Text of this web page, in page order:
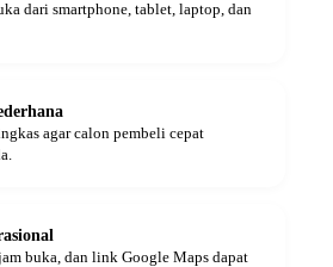
dari smartphone, tablet, laptop, dan
agar calon pembeli cepat
buka, dan link Google Maps dapat